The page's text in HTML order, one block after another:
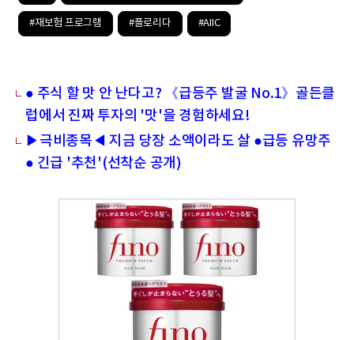
#재보험 프로그램 #플로리다 #AIIC
● 주식 할 맛 안 난다고? 《급등주 발굴 No.1》골든클
럽에서 진짜 투자의 '맛'을 경험하세요!
▶극비종목◀ 지금 당장 소액이라도 살 ●급등 유망주
● 긴급 '추천'(선착순 공개)